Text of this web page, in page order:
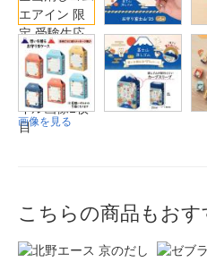
画像を見る
こちらの商品もおす